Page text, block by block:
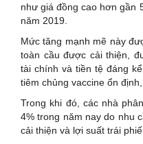
như giá đồng cao hơn gần
năm 2019.
Mức tăng mạnh mẽ này
toàn cầu được cải thiện,
tài chính và tiền tệ đáng
tiêm chủng vaccine ổn
Trong khi đó, các nhà
4% trong năm nay do nhu
cải thiện và lợi suất trái